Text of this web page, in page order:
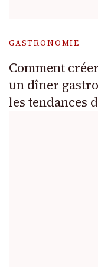
GASTRONOMIE
Comment
un dîner
les tendances